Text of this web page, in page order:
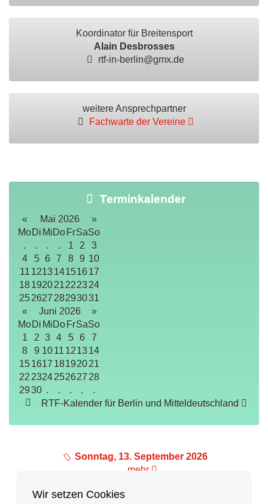
Wir setzen Cookies
Koordinator für Breitensport
Alain Desbrosses
rtf-in-berlin@gmx.de
weitere Ansprechpartner
Fachwarte der Vereine
Terminkalender
« Mai 2026
»
MoDi MiDo FrSaSo
.
. . . 1 2
3
4
5 6 7 8 9 10
11 121314151617
18192021222324
252627 28293031
«
Juni 2026
»
MoDi MiDo FrSaSo
1
2 3 4 5 6
7
8
9 1011 121314
151617 18192021
22 2324252627 28
2930 . . . .
.
RTF-Kalender für Berlin und Mitteldeutschland
Sonntag, 13. September 2026
mehr